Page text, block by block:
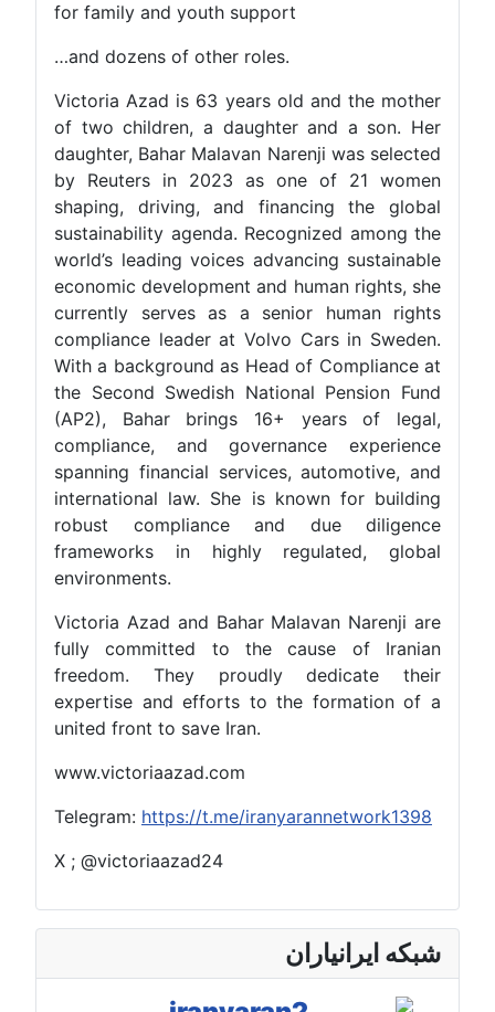
for family and youth support
…and dozens of other roles.
Victoria Azad is 63 years old and the mother
of two children, a daughter and a son. Her
daughter, Bahar Malavan Narenji was selected
by Reuters in 2023 as one of 21 women
shaping, driving, and financing the global
sustainability agenda. Recognized among the
world’s leading voices advancing sustainable
economic development and human rights, she
currently serves as a senior human rights
compliance leader at Volvo Cars in Sweden.
With a background as Head of Compliance at
the Second Swedish National Pension Fund
(AP2), Bahar brings 16+ years of legal,
compliance, and governance experience
spanning financial services, automotive, and
international law. She is known for building
robust compliance and due diligence
frameworks in highly regulated, global
environments.
Victoria Azad and Bahar Malavan Narenji are
fully committed to the cause of Iranian
freedom. They proudly dedicate their
expertise and efforts to the formation of a
united front to save Iran.
www.victoriaazad.com
Telegram:https://t.me/iranyarannetwork1398
X ; @victoriaazad24
شبکه ایرانیاران